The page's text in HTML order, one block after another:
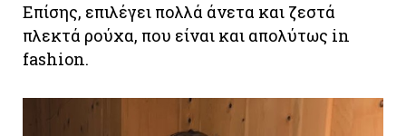
Επίσης, επιλέγει πολλά άνετα και ζεστά
πλεκτά ρούχα, που είναι και απολύτως in
fashion.